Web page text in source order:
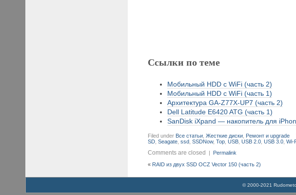
Ссылки по теме
Мобильный HDD с WiFi (часть 2)
Мобильный HDD с WiFi (часть 1)
Архитектура GA-Z77X-UP7 (часть 2)
Dell Latitude E6420 ATG (часть 1)
SanDisk iXpand — накопитель для
Filed under Все статьи ,Жесткие диски Ремонт и upgrade
SD ,Seagate ,ssd ,SSDNow,Top ,USB ,USB 2.0 ,USB 3.0 ,Wi-
Comments are closed | Permalink
« RAID из двух SSD OCZ Vector 150 (часть 2)
© 2000-2021